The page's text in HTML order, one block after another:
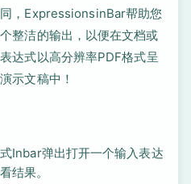
，ExpressionsinBar帮助您
整洁的输出，以便在文档或
达式以高分辨率PDF格式呈
示文稿中！
Inbar弹出打开一个输入表达
结果。